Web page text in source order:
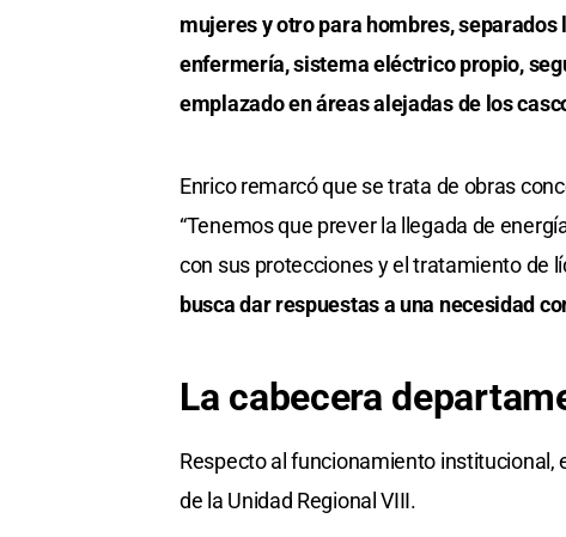
mujeres y otro para hombres,
enfermería, sistema eléctrico propio,
emplazado en áreas alejadas de los
Enrico remarcó que se trata de obras
“Tenemos que prever la llegada de
con sus protecciones y el tratamiento de
busca dar respuestas a una necesidad
La cabecera
Respecto al funcionamiento institucional,
de la Unidad Regional VIII.